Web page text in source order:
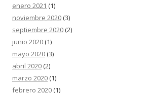
enero 2021 (1)
noviembre 2020 (3)
septiembre 2020 (2)
junio 2020 (1)
mayo 2020 (3)
abril 2020 (2)
marzo 2020 (1)
febrero 2020 (1)